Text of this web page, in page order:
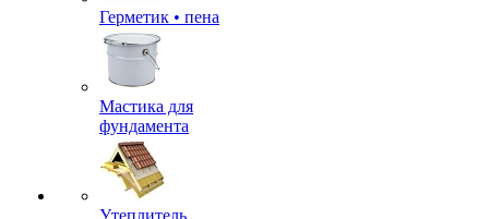
Герметик • пена
Мастика для
фундамента
Утеплитель